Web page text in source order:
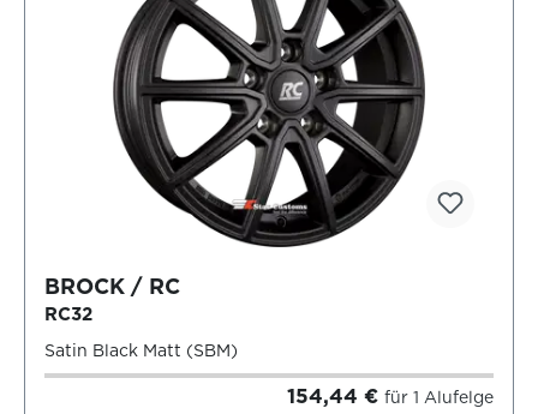
BROCK / RC
RC32
Satin Black Matt (SBM)
154,44 € für 1 Alufelge